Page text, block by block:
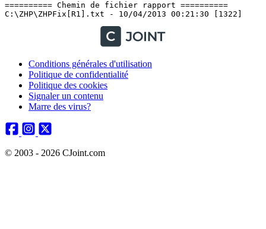
========== Chemin de fichier rapport ==========
Conditions générales d'utilisation
Politique de confidentialité
Politique des cookies
Signaler un contenu
Marre des virus?
© 2003 - 2026 CJoint.com